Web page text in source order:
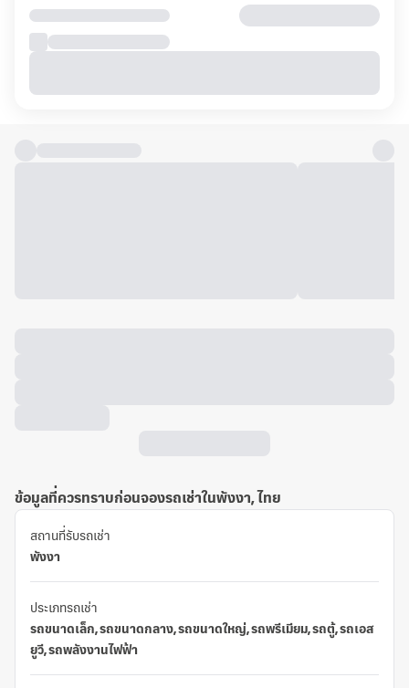
ข้อมูลที่ควรทราบก่อนจองรถเช่าในพังงา, ไทย
สถานที่รับรถเช่า
พังงา
ประเภทรถเช่า
รถขนาดเล็ก, รถขนาดกลาง, รถขนาดใหญ่, รถพรีเมียม, รถตู้, รถเอส
ยูวี, รถพลังงานไฟฟ้า